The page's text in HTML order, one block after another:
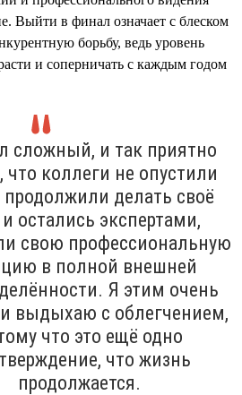
Выйти в финал означает с блеском
борьбу, ведь уровень
и соперничать с каждым годом
сложный, и так приятно
что коллеги не опустили
продолжили делать своё
остались экспертами,
свою профессиональную
в полной внешней
Я этим очень
и выдыхаю с облегчением,
что это ещё одно
что жизнь
продолжается.